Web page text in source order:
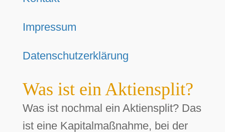
Impressum
Datenschutzerklärung
Was ist ein Aktiensplit?
Was ist nochmal ein Aktiensplit? Das
ist eine Kapitalmaßnahme, bei der